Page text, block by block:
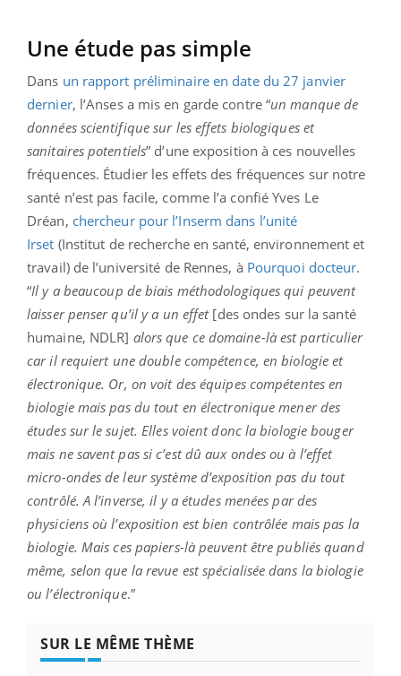
Une étude pas simple
Dans un rapport préliminaire en date du 27 janvier
dernier, l’Anses a mis en garde contre “un manque de
données scientifique sur les effets biologiques et
sanitaires potentiels” d’une exposition à ces nouvelles
fréquences. Étudier les effets des fréquences sur notre
santé n’est pas facile, comme l’a confié Yves Le
Dréan, chercheur pour l’Inserm dans l’unité
Irset (Institut de recherche en santé, environnement et
travail) de l’université de Rennes, à Pourquoi docteur.
“Il y a beaucoup de biais méthodologiques qui peuvent
laisser penser qu’il y a un effet [des ondes sur la santé
humaine, NDLR] alors que ce domaine-là est particulier
car il requiert une double compétence, en biologie et
électronique. Or, on voit des équipes compétentes en
biologie mais pas du tout en électronique mener des
études sur le sujet. Elles voient donc la biologie bouger
mais ne savent pas si c’est dû aux ondes ou à l’effet
micro-ondes de leur système d’exposition pas du tout
contrôlé. A l’inverse, il y a études menées par des
physiciens où l’exposition est bien contrôlée mais pas la
biologie. Mais ces papiers-là peuvent être publiés quand
même, selon que la revue est spécialisée dans la biologie
ou l’électronique.”
SUR LE MÊME THÈME